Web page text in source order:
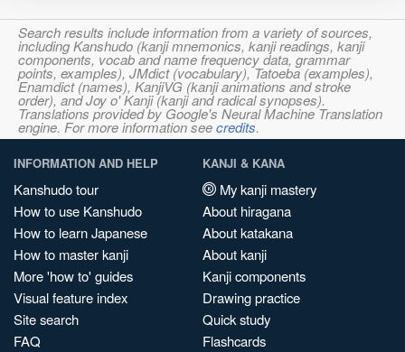
Search results include information from a variety of sources,
including Kanshudo (kanji mnemonics, kanji readings, kanji
components, vocab and name frequency data, grammar
points, examples), JMdict (vocabulary), Tatoeba (examples),
Enamdict (names), KanjiVG (kanji animations and stroke
order), and Joy o' Kanji (kanji and radical synopses).
Translations provided by Google's Neural Machine Translation
engine. For more information seecredits.
INFORMATION AND HELP
Kanshudo tour
How to use Kanshudo
How to learn Japanese
How to master kanji
More 'how to' guides
Visual feature index
Site search
FAQ
KANJI & KANA
My kanji mastery
About hiragana
About katakana
About kanji
Kanji components
Drawing practice
Quick study
Flashcards